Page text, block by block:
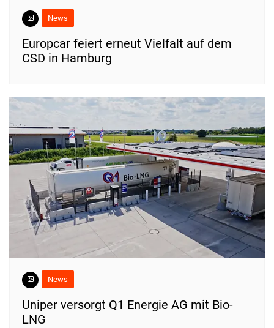
News
Europcar feiert erneut Vielfalt auf dem
CSD in Hamburg
News
Uniper versorgt Q1 Energie AG mit Bio-
LNG